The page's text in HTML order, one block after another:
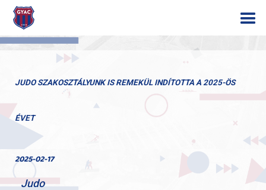
JUDO SZAKOSZTÁLYUNK IS REMEKÜL INDÍTOTTA A 2025-ÖS
ÉVET
2025-02-17
Judo